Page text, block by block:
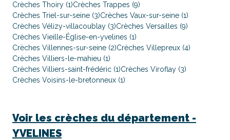
Crèches Thoiry (1)Crèches Trappes (9)
Crèches Triel-sur-seine (3)Crèches Vaux-sur-seine (1)
Crèches Vélizy-villacoublay (3)Crèches Versailles (9)
Crèches Vieille-Église-en-yvelines (1)
Crèches Villennes-sur-seine (2)Crèches Villepreux (4)
Crèches Villiers-le-mahieu (1)
Crèches Villiers-saint-frédéric (1)Crèches Viroflay (3)
Crèches Voisins-le-bretonneux (1)
Voir les crèches du département -
YVELINES